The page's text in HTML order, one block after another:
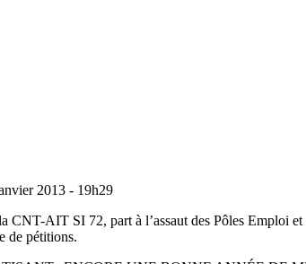
2013 - 19h29
AIT SI 72, part à l’assaut des Pôles Emploi
de pétitions.